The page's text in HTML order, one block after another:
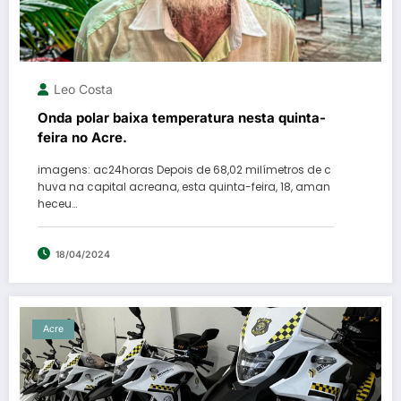
Leo Costa
Onda polar baixa temperatura nesta quinta-
feira no Acre.
imagens: ac24horas Depois de 68,02 milímetros de c
huva na capital acreana, esta quinta-feira, 18, aman
heceu…
18/04/2024
Acre